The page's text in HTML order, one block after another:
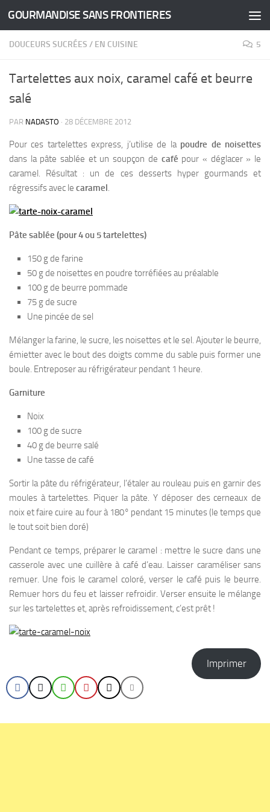
Skip to content
GOURMANDISE SANS FRONTIERES
DOUCEURS SUCRÉES / EN CUISINE 5
Tartelettes aux noix, caramel café et beurre
salé
PAR NADASTO · 28 DÉCEMBRE 2012
Pour ces tartelettes express, j’utilise de la poudre de noisettes
dans la pâte sablée et un soupçon de café pour « déglacer » le
caramel. Résultat : un de ces desserts hyper gourmands et
régressifs avec le caramel.
Pâte sablée (pour 4 ou 5 tartelettes)
150 g de farine
50 g de noisettes en poudre torréfiées au préalable
100 g de beurre pommade
75 g de sucre
Une pincée de sel
Mélanger la farine, le sucre, les noisettes et le sel. Ajouter le beurre,
émietter avec le bout des doigts comme du sable puis former une
boule. Entreposer au réfrigérateur pendant 1 heure.
Garniture
Noix
100 g de sucre
40 g de beurre salé
Une tasse de café
Sortir la pâte du réfrigérateur, l’étaler au rouleau puis en garnir des
moules à tartelettes. Piquer la pâte. Y déposer des cerneaux de
noix et faire cuire au four à 180° pendant 15 minutes (le temps que
le tout soit bien doré)
Pendant ce temps, préparer le caramel : mettre le sucre dans une
casserole avec une cuillère à café d’eau. Laisser caraméliser sans
remuer. Une fois le caramel coloré, verser le café puis le beurre.
Remuer hors du feu et laisser refroidir. Verser ensuite le mélange
sur les tartelettes et, après refroidissement, c’est prêt !
Imprimer